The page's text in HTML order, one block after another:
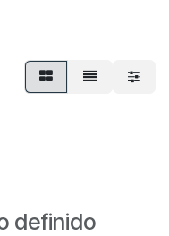
definido